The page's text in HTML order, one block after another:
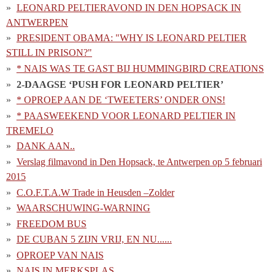
LEONARD PELTIERAVOND IN DEN HOPSACK IN
ANTWERPEN
PRESIDENT OBAMA: "WHY IS LEONARD PELTIER
STILL IN PRISON?"
* NAIS WAS TE GAST BIJ HUMMINGBIRD CREATIONS
2-DAAGSE ‘PUSH FOR LEONARD PELTIER’
* OPROEP AAN DE ‘TWEETERS’ ONDER ONS!
* PAASWEEKEND VOOR LEONARD PELTIER IN
TREMELO
DANK AAN..
Verslag filmavond in Den Hopsack, te Antwerpen op 5 februari
2015
C.O.F.T.A.W Trade in Heusden –Zolder
WAARSCHUWING-WARNING
FREEDOM BUS
DE CUBAN 5 ZIJN VRIJ, EN NU......
OPROEP VAN NAIS